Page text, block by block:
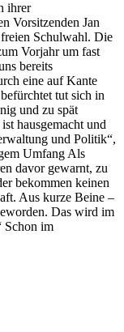
ihrer
Vorsitzenden Jan
Schulwahl. Die
Vorjahr um fast
bereits
eine auf Kante
tut sich in
und zu spät
hausgemacht und
und Politik“,
Umfang Als
davor gewarnt, zu
bekommen keinen
Aus kurze Beine –
Das wird im
Schon im